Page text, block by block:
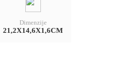
Dimenzije
21,2X14,6X1,6CM